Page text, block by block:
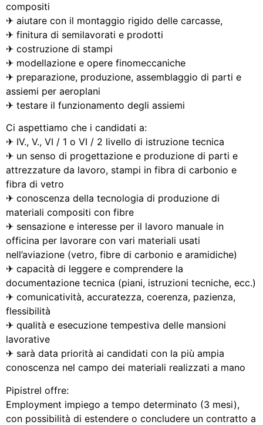
compositi
✈ aiutare con il montaggio rigido delle carcasse,
✈ finitura di semilavorati e prodotti
✈ costruzione di stampi
✈ modellazione e opere finomeccaniche
✈ preparazione, produzione, assemblaggio di parti e
assiemi per aeroplani
✈ testare il funzionamento degli assiemi
Ci aspettiamo che i candidati a:
✈ IV., V., VI / 1 o VI / 2 livello di istruzione tecnica
✈ un senso di progettazione e produzione di parti e
attrezzature da lavoro, stampi in fibra di carbonio e
fibra di vetro
✈ conoscenza della tecnologia di produzione di
materiali compositi con fibre
✈ sensazione e interesse per il lavoro manuale in
officina per lavorare con vari materiali usati
nell’aviazione (vetro, fibre di carbonio e aramidiche)
✈ capacità di leggere e comprendere la
documentazione tecnica (piani, istruzioni tecniche, ecc.)
✈ comunicatività, accuratezza, coerenza, pazienza,
flessibilità
✈ qualità e esecuzione tempestiva delle mansioni
lavorative
✈ sarà data priorità ai candidati con la più ampia
conoscenza nel campo dei materiali realizzati a mano
Pipistrel offre:
Employment impiego a tempo determinato (3 mesi),
con possibilità di estendere o concludere un contratto a